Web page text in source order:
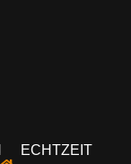
ECHTZEIT